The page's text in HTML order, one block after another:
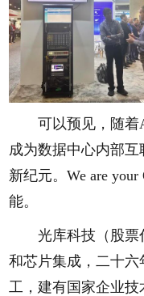
可以预见，随着
成为数据中心内部
新纪元。We are
能。
光库科技（股票
和芯片集成，二十六
工，建有国家企业